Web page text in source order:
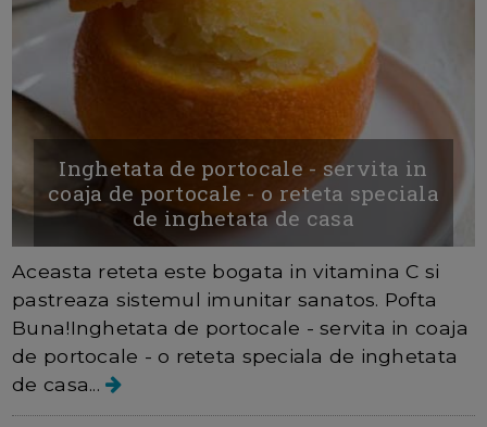
Inghetata de portocale - servita in
coaja de portocale - o reteta speciala
de inghetata de casa
Aceasta reteta este bogata in vitamina C si
pastreaza sistemul imunitar sanatos. Pofta
Buna!Inghetata de portocale - servita in coaja
de portocale - o reteta speciala de inghetata
de casa...